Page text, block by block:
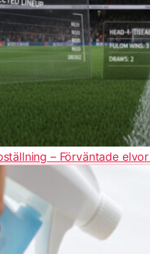
– Förväntade